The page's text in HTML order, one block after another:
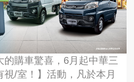
的購車驚喜，6月起中華三
/室！】活動，凡於本月